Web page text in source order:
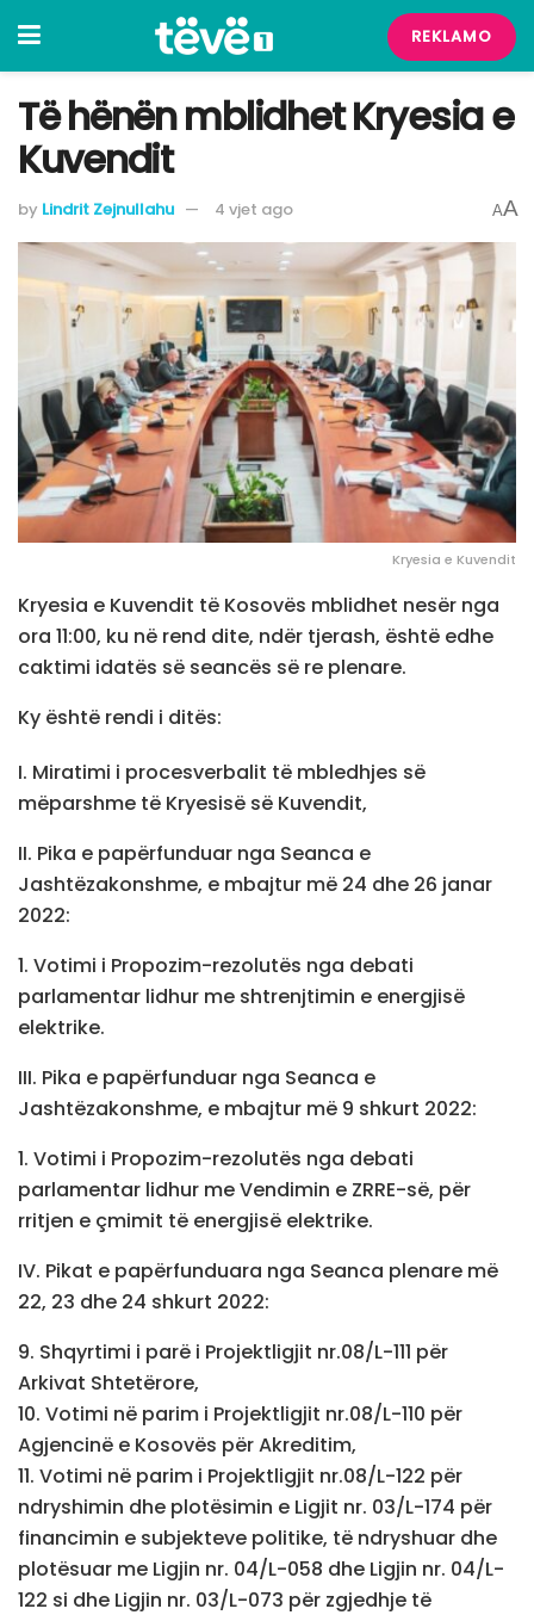
REKLAMO
Të hënën mblidhet Kryesia e
Kuvendit
by Lindrit Zejnullahu 4 vjet ago AA
Kryesia e Kuvendit
Kryesia e Kuvendit të Kosovës mblidhet nesër nga
ora 11:00, ku në rend dite, ndër tjerash, është edhe
caktimi idatës së seancës së re plenare.
Ky është rendi i ditës:
I. Miratimi i procesverbalit të mbledhjes së
mëparshme të Kryesisë së Kuvendit,
II. Pika e papërfunduar nga Seanca e
Jashtëzakonshme, e mbajtur më 24 dhe 26 janar
2022:
1. Votimi i Propozim-rezolutës nga debati
parlamentar lidhur me shtrenjtimin e energjisë
elektrike.
III. Pika e papërfunduar nga Seanca e
Jashtëzakonshme, e mbajtur më 9 shkurt 2022:
1. Votimi i Propozim-rezolutës nga debati
parlamentar lidhur me Vendimin e ZRRE-së, për
rritjen e çmimit të energjisë elektrike.
IV. Pikat e papërfunduara nga Seanca plenare më
22, 23 dhe 24 shkurt 2022:
9. Shqyrtimi i parë i Projektligjit nr.08/L-111 për
Arkivat Shtetërore,
10. Votimi në parim i Projektligjit nr.08/L-110 për
Agjencinë e Kosovës për Akreditim,
11. Votimi në parim i Projektligjit nr.08/L-122 për
ndryshimin dhe plotësimin e Ligjit nr. 03/L-174 për
financimin e subjekteve politike, të ndryshuar dhe
plotësuar me Ligjin nr. 04/L-058 dhe Ligjin nr. 04/L-
122 si dhe Ligjin nr. 03/L-073 për zgjedhje të